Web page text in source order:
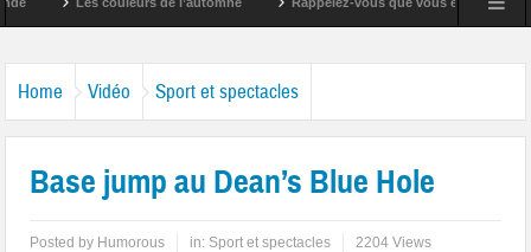
Home Vidéo Sport et spectacles
Base jump au Dean’s Blue Hole
Posted by Humorous in: Sport et spectacles 2204 Views